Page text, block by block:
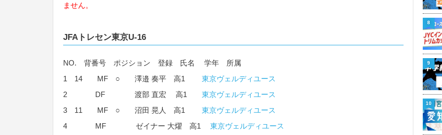
ません。
JFAトレセン東京U-16
NO. 背番号 ポジション 登録 氏名 学年 所属
1 14 MF ○ 澤邉 奏平 高1 東京ヴェルディユース
2 DF 渡部 直宏 高1 東京ヴェルディユース
3 11 MF ○ 沼田 晃人 高1 東京ヴェルディユース
4 MF ゼイナー 大燿 高1 東京ヴェルディユース
8
9
10